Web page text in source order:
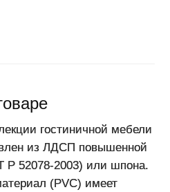
гостиничной мебели
из ЛДСП повышенной
Р 52078-2003) или шпона.
(PVC) имеет